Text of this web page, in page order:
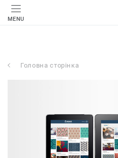
MENU
Головна сторінка